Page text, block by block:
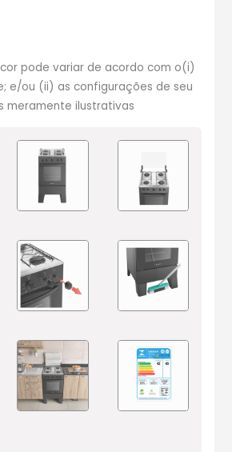
pode variar de acordo com o(i)
e/ou (ii) as configurações de seu
meramente ilustrativas